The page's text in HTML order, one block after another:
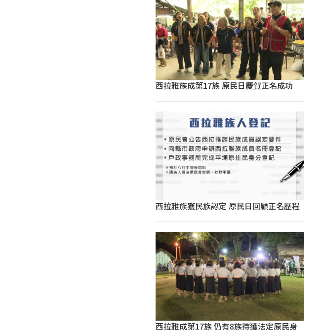
西拉雅族成第17族 原民日慶賀正名成功
西拉雅族獲民族認定 原民日回顧正名歷程
西拉雅成第17族 仍有8族待獲法定原民身